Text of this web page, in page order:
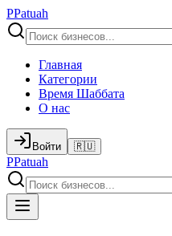
PPatuah
Главная
Категории
Время Шаббата
О нас
Войти 🇷🇺
PPatuah